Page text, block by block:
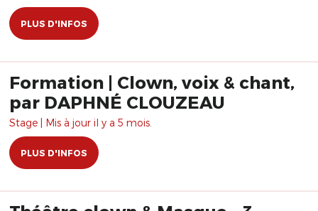
PLUS D'INFOS
Formation | Clown, voix & chant,
par DAPHNÉ CLOUZEAU
Stage | Mis à jour il y a 5 mois.
PLUS D'INFOS